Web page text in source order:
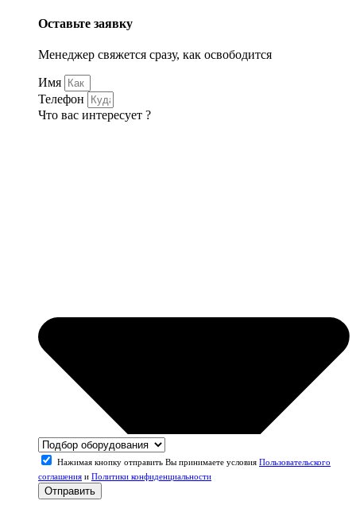
Оставьте заявку
Менеджер свяжется сразу, как освободится
Имя
Телефон
Что вас интересует ?
Нажимая кнопку отправить Вы принимаете условия Пользовательского
соглашения и Политики конфиденциальности
Отправить